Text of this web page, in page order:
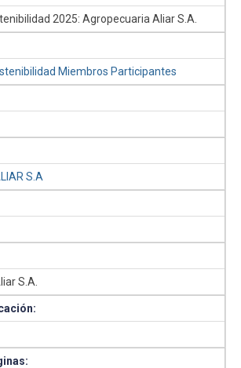
2025: Agropecuaria Aliar S.A.
Miembros Participantes
S.A
S.A.